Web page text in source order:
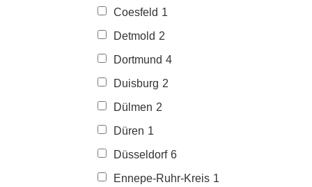
Coesfeld 1
Detmold 2
Dortmund 4
Duisburg 2
Dülmen 2
Düren 1
Düsseldorf 6
Ennepe-Ruhr-Kreis 1